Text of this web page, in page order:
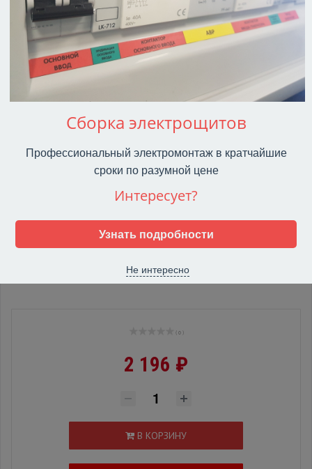
( 0 )
2 196 ₽
В КОРЗИНУ
Сборка электрощитов
Профессиональный электромонтаж в кратчайшие
сроки по разумной цене
Интересует?
Узнать подробности
Не интересно